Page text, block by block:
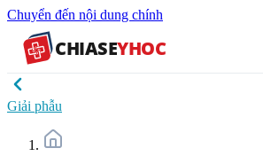
Chuyển đến nội dung chính
CHIASEYHOC
Giải phẫu